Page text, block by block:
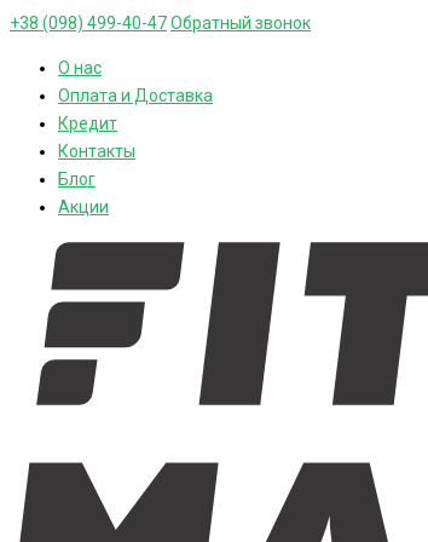
+38 (098) 499-40-47Обратный звонок
О нас
Оплата и Доставка
Кредит
Контакты
Блог
Акции